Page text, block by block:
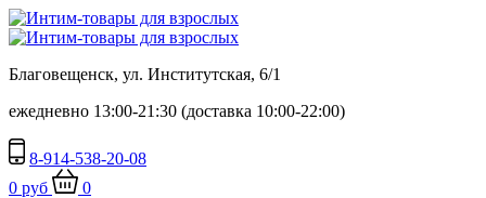
Благовещенск, ул. Институтская, 6/1
ежедневно 13:00-21:30 (доставка 10:00-22:00)
8-914-538-20-08
0 руб
0